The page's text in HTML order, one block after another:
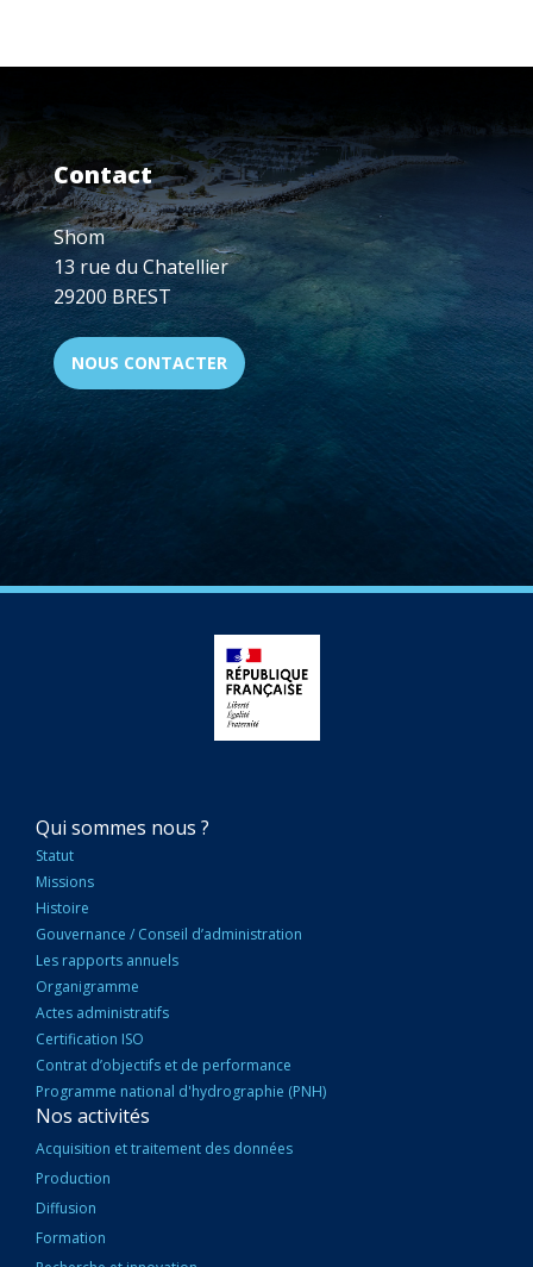
Contact
Shom
13 rue du Chatellier
29200 BREST
NOUS CONTACTER
NAVIGATION
PRINCIPALE
Qui sommes nous ?
Statut
Missions
Histoire
Gouvernance / Conseil d’administration
Les rapports annuels
Organigramme
Actes administratifs
Certification ISO
Contrat d’objectifs et de performance
Programme national d'hydrographie (PNH)
Nos activités
Acquisition et traitement des données
Production
Diffusion
Formation